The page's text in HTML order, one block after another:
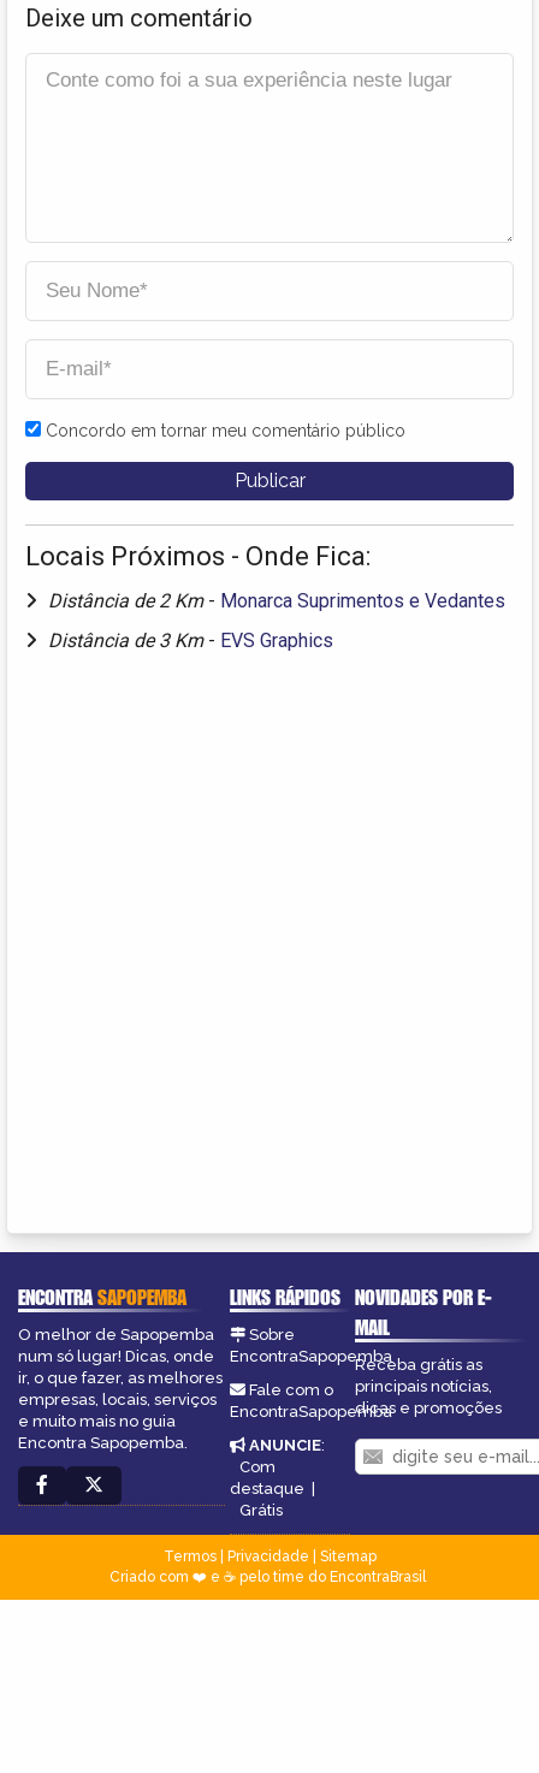
Deixe um comentário
Concordo em tornar meu comentário público
Locais Próximos - Onde Fica:
Distância de 2 Km - Monarca Suprimentos e Vedantes
Distância de 3 Km - EVS Graphics
ENCONTRASAPOPEMBA
O melhor de Sapopemba
num só lugar! Dicas, onde
ir, o que fazer, as melhores
empresas, locais, serviços
e muito mais no guia
Encontra Sapopemba.
LINKS RÁPIDOS
Sobre
EncontraSapopemba
Fale com o
EncontraSapopemba
ANUNCIE:
Com
destaque |
Grátis
NOVIDADES POR E-
MAIL
Receba grátis as
principais notícias,
dicas e promoções
Termos| Privacidade
Sitemap
Criado com ❤️ e ☕ pelo time do EncontraBrasil